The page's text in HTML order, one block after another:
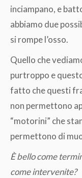
inciampano, e
abbiamo due
si rompe l’osso.
Quello che
purtroppo e
fatto che questi
non permettono
“motorini” che
permettono di
È bello come
come intervenite?